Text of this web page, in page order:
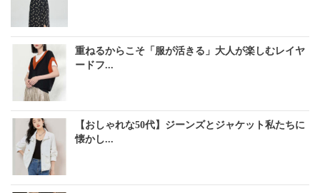
重ねるからこそ「服が活きる」大人が楽しむレイヤ
ードフ...
【おしゃれな50代】ジーンズとジャケット私たちに
懐かし...